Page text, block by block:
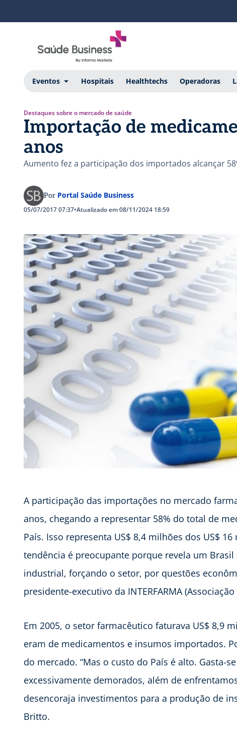
Eventos Hospitais Healthtechs Operadoras
Destaques sobre o mercado de saúde
Importação de
anos
Aumento fez a participação dos importados alcançar
Por Portal Saúde Business
05/07/2017 07:37•Atualizado em 08/11/2024 18:59
A participação das importações no mercado
anos, chegando a representar 58% do total de
País. Isso representa US$ 8,4 milhões dos US$
tendência é preocupante porque revela um
industrial, forçando o setor, por questões
presidente-executivo da INTERFARMA
Em 2005, o setor farmacêutico faturava US$ 8,9
eram de medicamentos e insumos importados.
do mercado. “Mas o custo do País é alto. Gasta-
excessivamente demorados, além de
desencoraja investimentos para a produção de
Britto.